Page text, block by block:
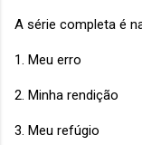
A série completa é
1. Meu erro
2. Minha rendição
3. Meu refúgio